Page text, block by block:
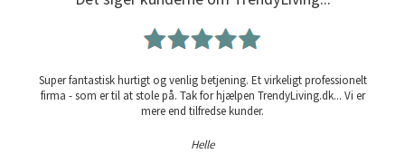
Super fantastisk hurtigt og venlig betjening. Et virkeligt professionelt
firma - som er til at stole på. Tak for hjælpen TrendyLiving.dk... Vi er
mere end tilfredse kunder.
Helle